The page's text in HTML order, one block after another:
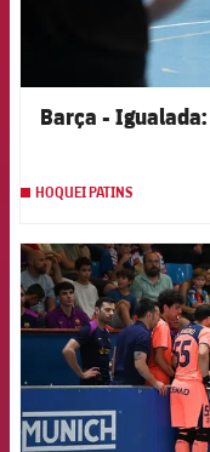
Barça -
HOQUEI PATINS